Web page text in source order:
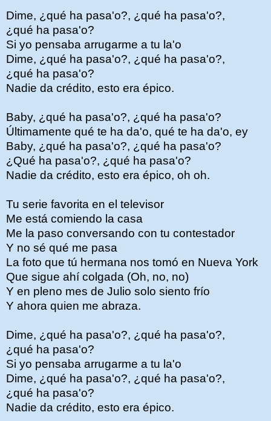
Dime, ¿qué ha pasa'o?, ¿qué ha pasa'o?,
¿qué ha pasa'o?
Si yo pensaba arrugarme a tu la'o
Dime, ¿qué ha pasa'o?, ¿qué ha pasa'o?,
¿qué ha pasa'o?
Nadie da crédito, esto era épico.
Baby, ¿qué ha pasa'o?, ¿qué ha pasa'o?
Últimamente qué te ha da'o, qué te ha da'o, ey
Baby, ¿qué ha pasa'o?, ¿qué ha pasa'o?
¿Qué ha pasa'o?, ¿qué ha pasa'o?
Nadie da crédito, esto era épico, oh oh.
Tu serie favorita en el televisor
Me está comiendo la casa
Me la paso conversando con tu contestador
Y no sé qué me pasa
La foto que tú hermana nos tomó en Nueva York
Que sigue ahí colgada (Oh, no, no)
Y en pleno mes de Julio solo siento frío
Y ahora quien me abraza.
Dime, ¿qué ha pasa'o?, ¿qué ha pasa'o?,
¿qué ha pasa'o?
Si yo pensaba arrugarme a tu la'o
Dime, ¿qué ha pasa'o?, ¿qué ha pasa'o?,
¿qué ha pasa'o?
Nadie da crédito, esto era épico.